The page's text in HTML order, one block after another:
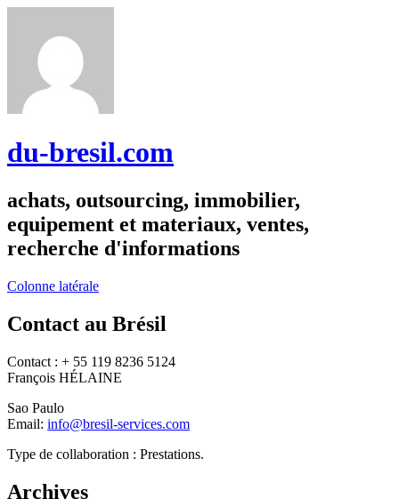
du-bresil.com
achats, outsourcing, immobilier,
equipement et materiaux, ventes,
recherche d'informations
Colonne latérale
Contact au Brésil
Contact : + 55 119 8236 5124
François HÉLAINE
Sao Paulo
Email: info@bresil-services.com
Type de collaboration : Prestations.
Archives